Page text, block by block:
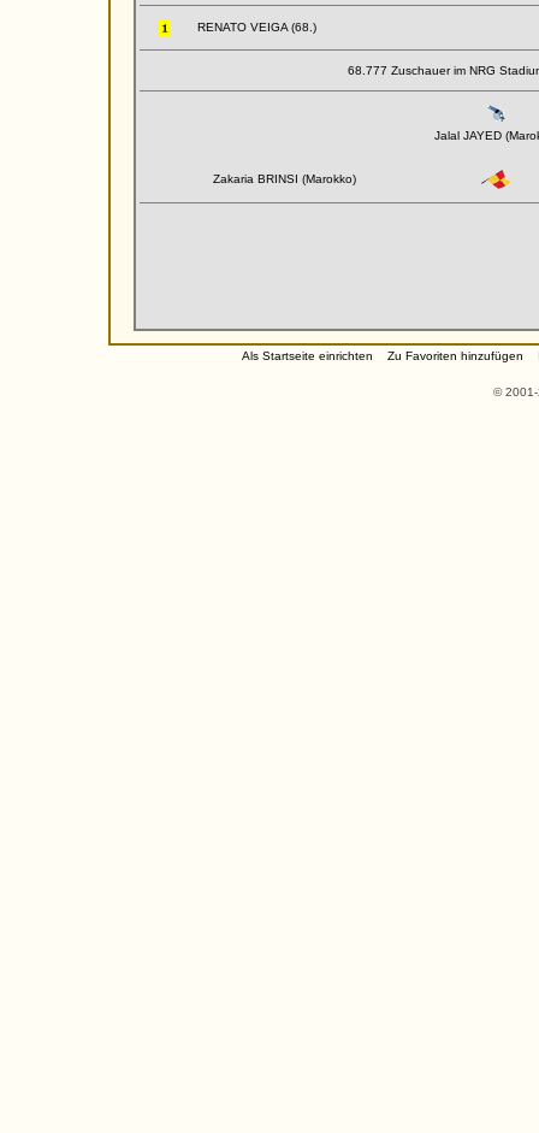
RENATO VEIGA (68.)
68.777 Zuschauer im NRG
Jalal JAYED
Zakaria BRINSI (Marokko)
Als Startseite einrichten Zu Favoriten hinzufügen
©